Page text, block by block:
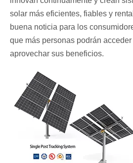
solar más eficientes, fiables y
buena noticia para los
que más personas podrán
aprovechar sus beneficios.